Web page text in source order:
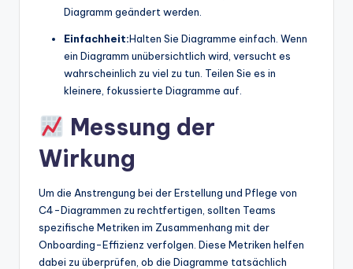
Diagramm geändert werden.
Einfachheit:Halten Sie Diagramme einfach. Wenn
ein Diagramm unübersichtlich wird, versucht es
wahrscheinlich zu viel zu tun. Teilen Sie es in
kleinere, fokussierte Diagramme auf.
Messung der
Wirkung
Um die Anstrengung bei der Erstellung und Pflege von
C4-Diagrammen zu rechtfertigen, sollten Teams
spezifische Metriken im Zusammenhang mit der
Onboarding-Effizienz verfolgen. Diese Metriken helfen
dabei zu überprüfen, ob die Diagramme tatsächlich